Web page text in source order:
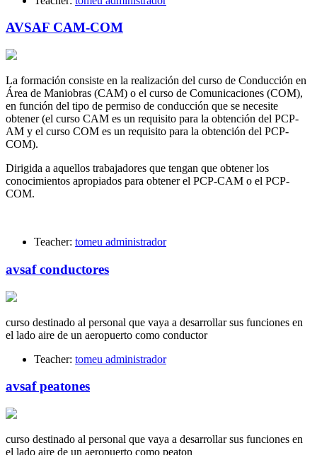
AVSAF CAM-COM
La formación consiste en la realización del curso de Conducción en
Área de Maniobras (CAM) o el curso de Comunicaciones (COM),
en función del tipo de permiso de conducción que se necesite
obtener (el curso CAM es un requisito para la obtención del PCP-
AM y el curso COM es un requisito para la obtención del PCP-
COM).
Dirigida a aquellos trabajadores que tengan que obtener los
conocimientos apropiados para obtener el PCP-CAM o el PCP-
COM.
Teacher: tomeu administrador
avsaf conductores
curso destinado al personal que vaya a desarrollar sus funciones en
el lado aire de un aeropuerto como conductor
Teacher: tomeu administrador
avsaf peatones
curso destinado al personal que vaya a desarrollar sus funciones en
el lado aire de un aeropuerto como peaton